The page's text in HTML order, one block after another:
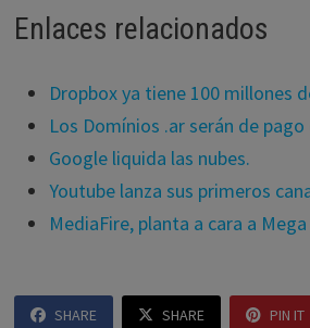
Enlaces relacionados
Dropbox ya tiene 100 millones
Los Domínios .ar serán de
Google liquida las nubes.
Youtube lanza sus primeros
MediaFire, planta a cara a
SHARE SHARE PIN IT